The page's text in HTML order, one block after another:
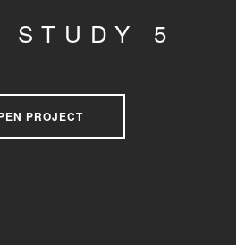
STUDY 5
PROJECT